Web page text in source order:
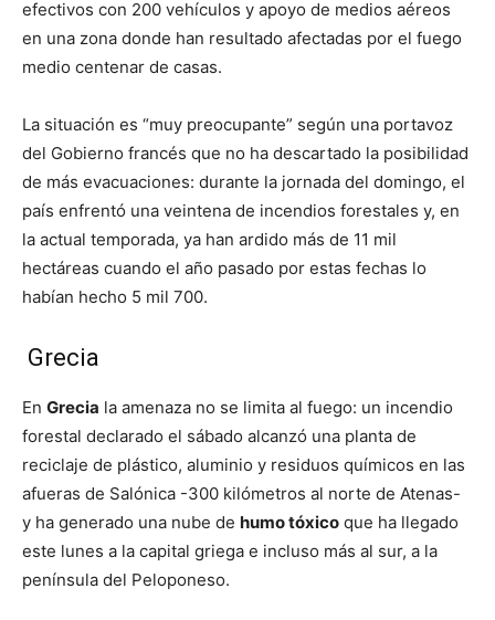
efectivos con 200 vehículos y apoyo de medios aéreos
en una zona donde han resultado afectadas por el fuego
medio centenar de casas.
La situación es “muy preocupante” según una portavoz
del Gobierno francés que no ha descartado la posibilidad
de más evacuaciones: durante la jornada del domingo, el
país enfrentó una veintena de incendios forestales y, en
la actual temporada, ya han ardido más de 11 mil
hectáreas cuando el año pasado por estas fechas lo
habían hecho 5 mil 700.
Grecia
En Grecia la amenaza no se limita al fuego: un incendio
forestal declarado el sábado alcanzó una planta de
reciclaje de plástico, aluminio y residuos químicos en las
afueras de Salónica -300 kilómetros al norte de Atenas-
y ha generado una nube de humo tóxico que ha llegado
este lunes a la capital griega e incluso más al sur, a la
península del Peloponeso.